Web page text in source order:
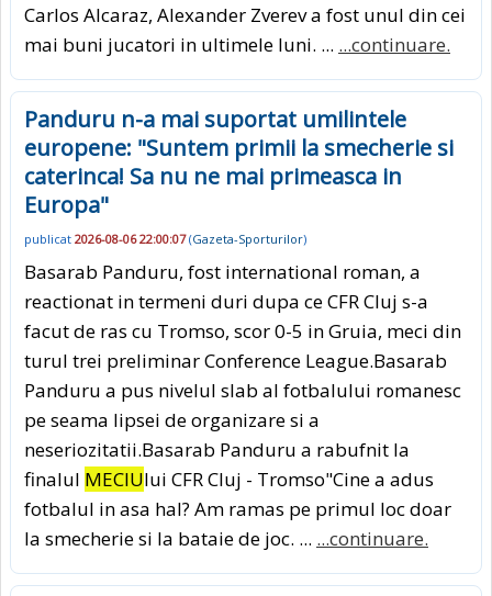
Carlos Alcaraz, Alexander Zverev a fost unul din cei
mai buni jucatori in ultimele luni. ... ...continuare.
Panduru n-a mai suportat umilintele
europene: "Suntem primii la smecherie si
caterinca! Sa nu ne mai primeasca in
Europa"
publicat 2026-08-06 22:00:07(Gazeta-Sporturilor)
Basarab Panduru, fost international roman, a
reactionat in termeni duri dupa ce CFR Cluj s-a
facut de ras cu Tromso, scor 0-5 in Gruia, meci din
turul trei preliminar Conference League.Basarab
Panduru a pus nivelul slab al fotbalului romanesc
pe seama lipsei de organizare si a
neseriozitatii.Basarab Panduru a rabufnit la
finalul MECIUlui CFR Cluj - Tromso"Cine a adus
fotbalul in asa hal? Am ramas pe primul loc doar
la smecherie si la bataie de joc. ... ...continuare.